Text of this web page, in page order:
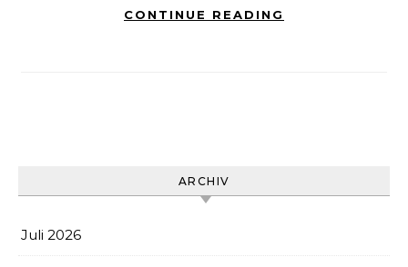
CONTINUE READING
ARCHIV
Juli 2026